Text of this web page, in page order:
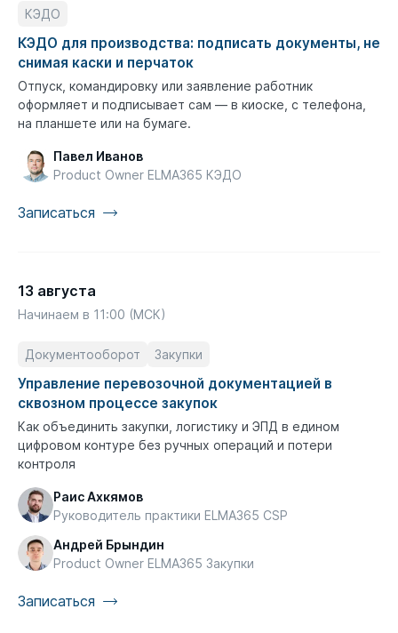
КЭДО
КЭДО для производства: подписать документы, не
снимая каски и перчаток
Отпуск, командировку или заявление работник
оформляет и подписывает сам — в киоске, с телефона,
на планшете или на бумаге.
Павел Иванов
Product Owner ELMA365 КЭДО
Записаться
13 августа
Начинаем в 11:00 (МСК)
Документооборот Закупки
Управление перевозочной документацией в
сквозном процессе закупок
Как объединить закупки, логистику и ЭПД в едином
цифровом контуре без ручных операций и потери
контроля
Раис Ахкямов
Руководитель практики ELMA365 CSP
Андрей Брындин
Product Owner ELMA365 Закупки
Записаться